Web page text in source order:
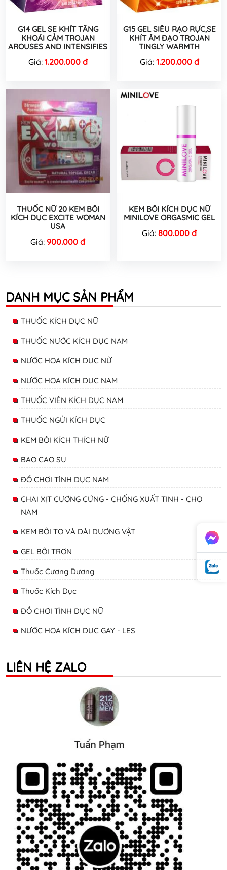
G14 GEL SE KHÍT TĂNG
KHOÁI CẢM TROJAN
AROUSES AND INTENSIFIES
Giá: 1.200.000 đ
G15 GEL SIÊU RẠO RỰC,SE
KHÍT ÂM ĐẠO TROJAN
TINGLY WARMTH
Giá: 1.200.000 đ
THUỐC NỮ 20 KEM BÔI
KÍCH DỤC EXCITE WOMAN
USA
Giá: 900.000 đ
KEM BÔI KÍCH DỤC NỮ
MINILOVE ORGASMIC GEL
Giá: 800.000 đ
DANH MỤC SẢN PHẨM
THUỐC KÍCH DỤC NỮ
THUỐC NƯỚC KÍCH DỤC NAM
NƯỚC HOA KÍCH DỤC NỮ
NƯỚC HOA KÍCH DỤC NAM
THUỐC VIÊN KÍCH DỤC NAM
THUỐC NGỬI KÍCH DỤC
KEM BÔI KÍCH THÍCH NỮ
BAO CAO SU
ĐỒ CHƠI TÌNH DỤC NAM
CHAI XỊT CƯƠNG CỨNG - CHỐNG XUẤT TINH - CHO
NAM
KEM BÔI TO VÀ DÀI DƯƠNG VẬT
GEL BÔI TRƠN
Thuốc Cương Dương
Thuốc Kích Dục
ĐỒ CHƠI TÌNH DỤC NỮ
NƯỚC HOA KÍCH DỤC GAY - LES
LIÊN HỆ ZALO